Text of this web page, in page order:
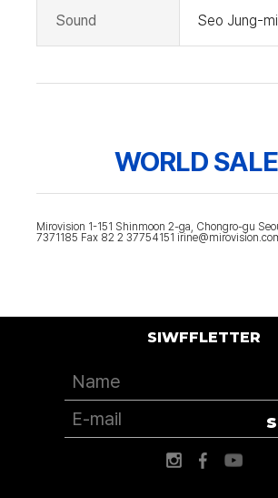
Sound Seo Jung-
WORLD
Mirovision 1-151 Shinmoon 2-ga, Chongro-gu
7371185 Fax 82 2 37754151
SIWFFLETTER